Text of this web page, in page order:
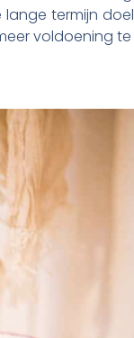
termijn
voldoening te